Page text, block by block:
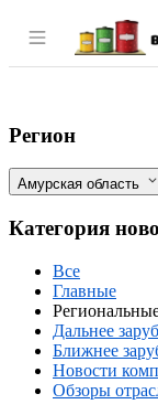
Раздел
Экспорт
Фильтры
Регион
Амурская область
Категория
Все
Главные
Дальнее
Ближнее
Новости
Обзоры